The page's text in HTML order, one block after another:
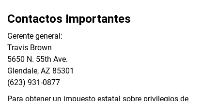
Contactos Importantes
Gerente general:
Travis Brown
5650 N. 55th Ave.
Glendale, AZ 85301
(623) 931-0877
Para obtener un impuesto estatal sobre privilegios de